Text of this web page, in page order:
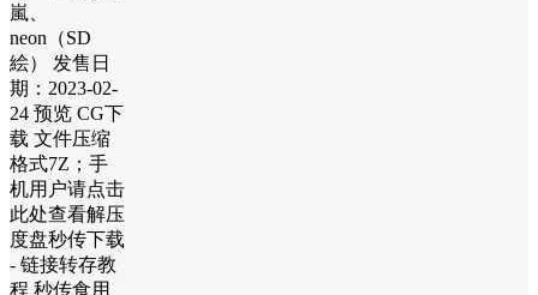
嵐、
neon（SD
絵） 发售日
期：2023-02-
24 预览 CG下
载 文件压缩
格式7Z；手
机用户请点击
此处查看解压
度盘秒传下载
- 链接转存教
程 秒传食用